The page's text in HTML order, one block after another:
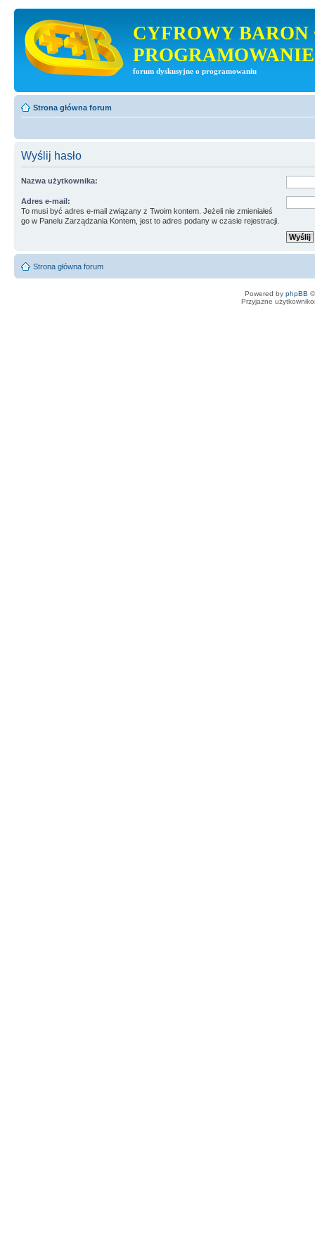
CYFROWY BARON
PROGRAMOWANIE
forum dyskusyjne o programowaniu
Strona główna forum
Wyślij hasło
Nazwa użytkownika:
Adres e-mail:
To musi być adres e-mail związany z Twoim kontem. Jeżeli nie zmieniałeś
go w Panelu Zarządzania Kontem, jest to adres podany w czasie rejestracji.
Strona główna forum
Powered by phpBB
Przyjazne